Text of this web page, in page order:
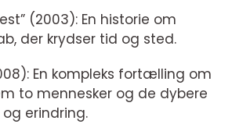
(2003): En historie om
der krydser tid og sted.
En kompleks fortælling om
to mennesker og de dybere
erindring.